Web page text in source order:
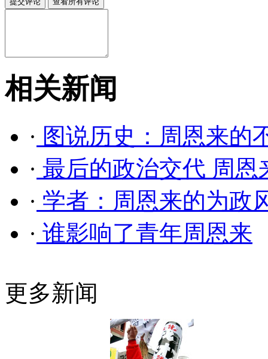
相关新闻
· 图说历史：周恩来的
· 最后的政治交代 周
· 学者：周恩来的为政
· 谁影响了青年周恩来
更多新闻